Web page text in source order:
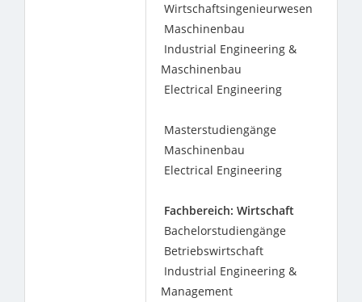
Wirtschaftsingenieurwesen
Maschinenbau
Industrial Engineering &
Maschinenbau
Electrical Engineering
Masterstudiengänge
Maschinenbau
Electrical Engineering
Fachbereich: Wirtschaft
Bachelorstudiengänge
Betriebswirtschaft
Industrial Engineering &
Management